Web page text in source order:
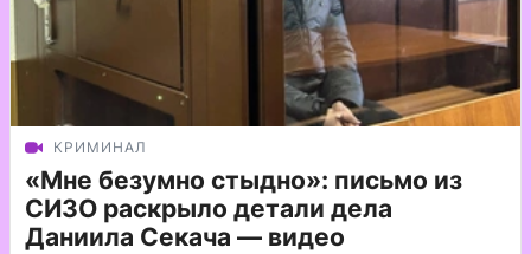
КРИМИНАЛ
«Мне безумно стыдно»: письмо из
СИЗО раскрыло детали дела
Даниила Секача — видео